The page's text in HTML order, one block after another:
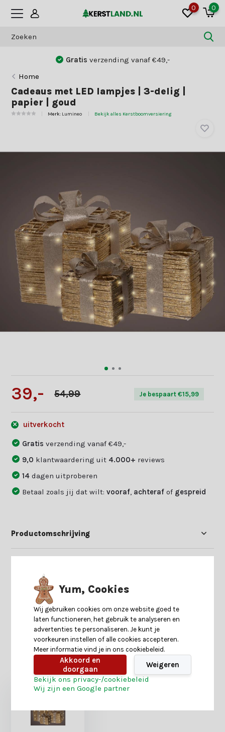
0 0
Gratis verzending vanaf €49,-
Home
Cadeaus met LED lampjes | 3-delig |
papier | goud
Merk: Lumineo Bekijk alles Kerstboomversiering
39,- 54,99 Je bespaart €15,99
uitverkocht
Gratisverzending vanaf €49,-
9,0 klantwaardering uit 4.000+ reviews
14dagen uitproberen
Betaal zoals jij dat wilt:vooraf achteraf of gespreid
Productomschrijving
Reviews
Heb je nog interesse in deze recent bekeken
producten?
Yum, Cookies
Wij gebruiken cookies om onze website goed te
laten functioneren, het gebruik te analyseren en
advertenties te personaliseren. Je kunt je
voorkeuren instellen of alle cookies accepteren.
Meer informatie vind je in ons cookiebeleid.
Akkoord en
doorgaan
Weigeren
Bekijk ons privacy-/cookiebeleid
Wij zijn een Google partner